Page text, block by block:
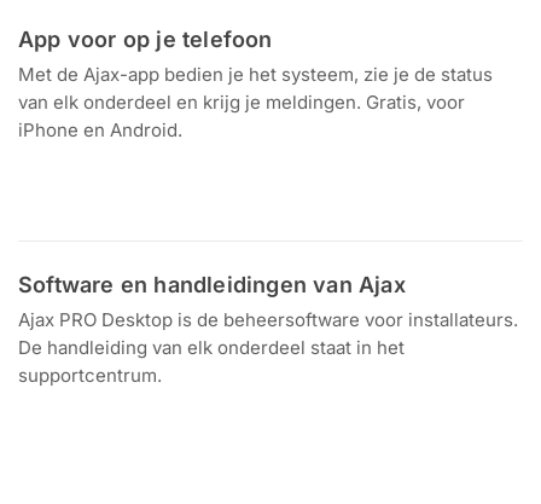
App voor op je telefoon
Met de Ajax-app bedien je het systeem, zie je de status
van elk onderdeel en krijg je meldingen. Gratis, voor
iPhone en Android.
Software en handleidingen van Ajax
Ajax PRO Desktop is de beheersoftware voor installateurs.
De handleiding van elk onderdeel staat in het
supportcentrum.